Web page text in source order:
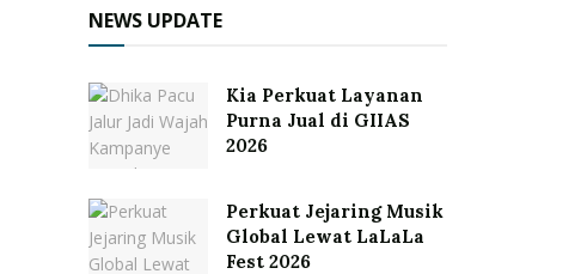
NEWS UPDATE
Kia Perkuat Layanan
Purna Jual di GIIAS
2026
Perkuat Jejaring Musik
Global Lewat LaLaLa
Fest 2026